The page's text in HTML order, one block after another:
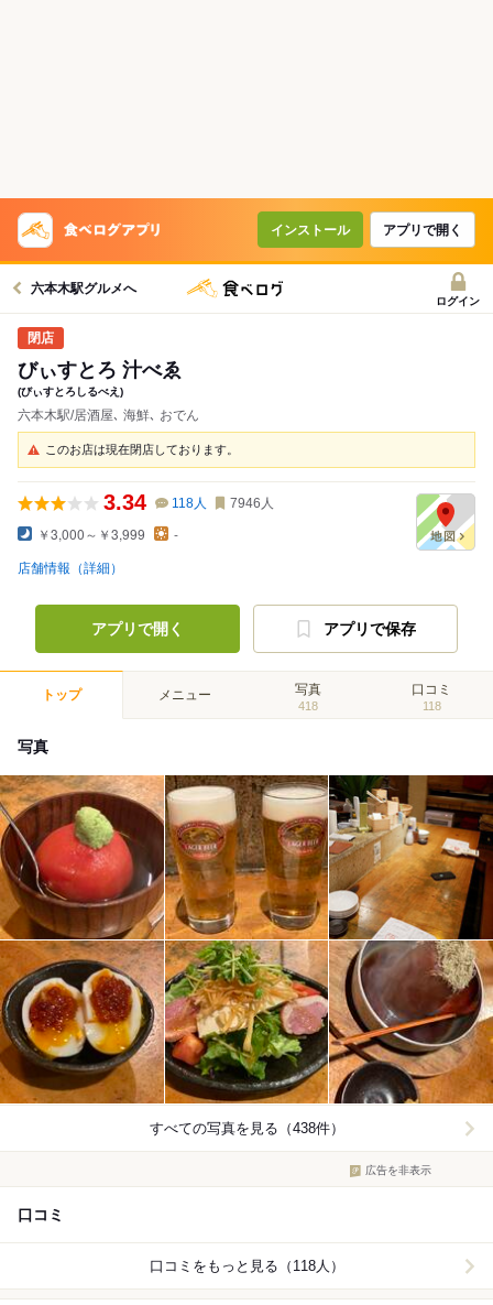
インストール アプリで開く
六本木駅グルメへ
ログイン
びぃすとろ 汁べゑ
(びぃすとろしるべえ)
六本木駅/居酒屋､ 海鮮､ おでん
このお店は現在閉店しております。
3.34 118人 7946 人
￥3,000～￥3,999 -
店舗情報（詳細）
アプリで開く アプリで保存
トップ メニュー 写真
418
口コミ
118
写真
すべての写真を見る（438件）
広告を非表示
口コミ
口コミをもっと見る（118人）